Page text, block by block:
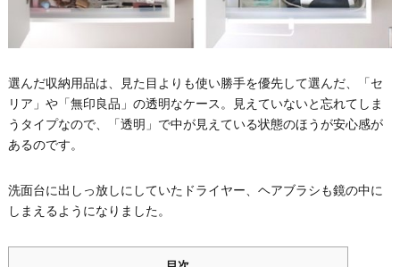
選んだ収納用品は、見た目よりも使い勝手を優先して選んだ、「セ
リア」や「無印良品」の透明なケース。見えていないと忘れてしま
うタイプなので、「透明」で中が見えている状態のほうが安心感が
あるのです。
洗面台に出しっ放しにしていたドライヤー、ヘアブラシも鏡の中に
しまえるようになりました。